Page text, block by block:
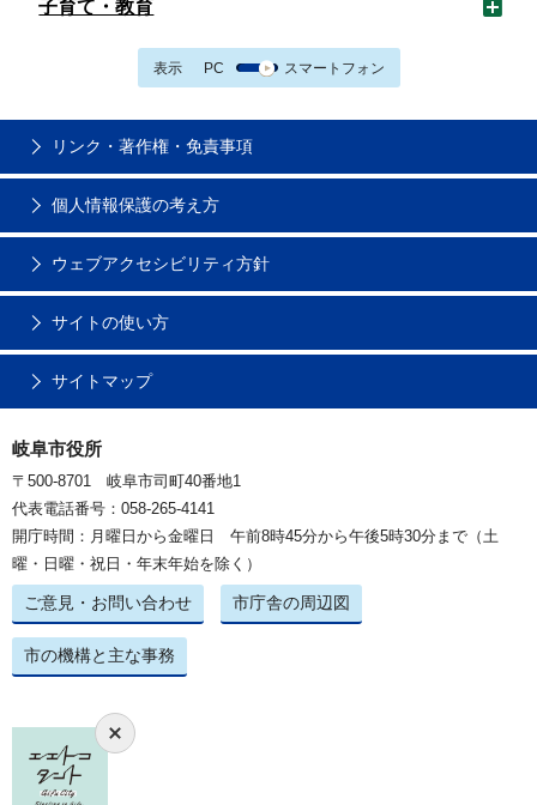
子育て・教育
表示 PC スマートフォン
リンク・著作権・免責事項
個人情報保護の考え方
ウェブアクセシビリティ方針
サイトの使い方
サイトマップ
岐阜市役所
〒500-8701 岐阜市司町40番地1
代表電話番号：058-265-4141
開庁時間：月曜日から金曜日 午前8時45分から午後5時30分まで（土
曜・日曜・祝日・年末年始を除く）
ご意見・お問い合わせ 市庁舎の周辺図
市の機構と主な事務